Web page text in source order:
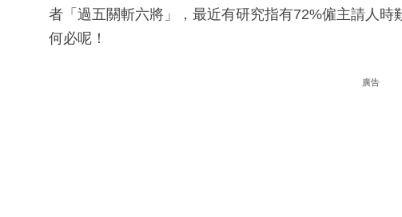
者「過五關斬六將」，最近有研究指有72%僱主請人時
何必呢！
廣告